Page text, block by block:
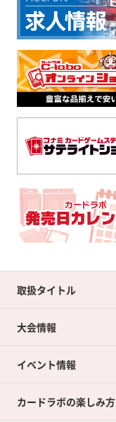
取扱タイトル
大会情報
イベント情報
カードラボの楽しみ方